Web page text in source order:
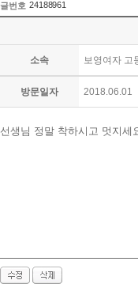
글번호 24188961
소속 보영여자 고
방문일자 2018.06.01
선생님 정말 착하시고 멋지